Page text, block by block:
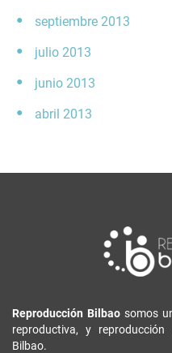
septiembre 2013
julio 2013
junio 2013
abril 2013
Reproducción Bilbaosomos
reproductiva, y
Bilbao.